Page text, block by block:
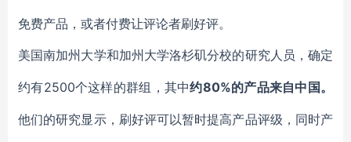
免费产品，或者付费让评论者刷好评。
美国南加州大学和加州大学洛杉矶分校的研究人员，确定
约有2500个这样的群组，其中约80%的产品来自中国。
他们的研究显示，刷好评可以暂时提高产品评级，同时产